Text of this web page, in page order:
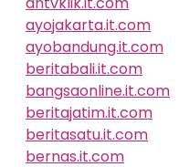
ayojakarta.it.com
ayobandung.it.com
beritabali.it.com
bangsaonline.it.com
beritajatim.it.com
beritasatu.it.com
bernas.it.com